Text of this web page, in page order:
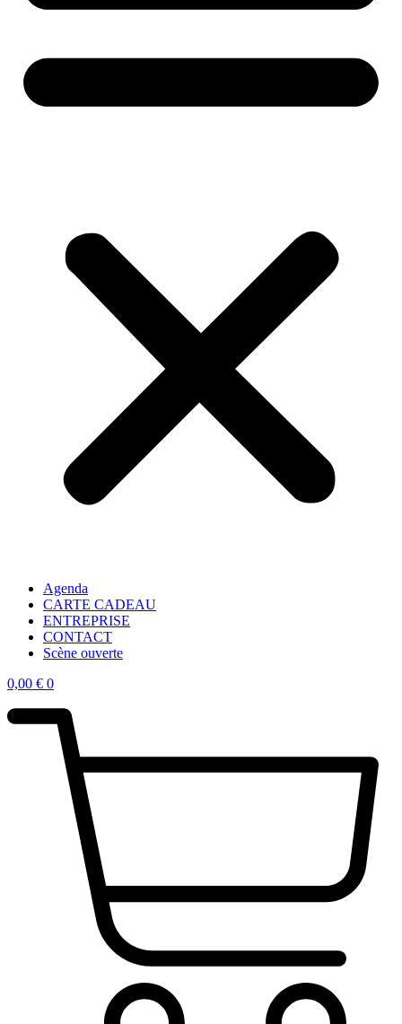
Agenda
CARTE CADEAU
ENTREPRISE
CONTACT
Scène ouverte
0,00 € 0